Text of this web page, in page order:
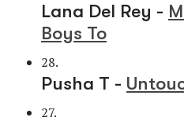
Lana Del Rey -
Boys To
28.
Pusha T -
27.